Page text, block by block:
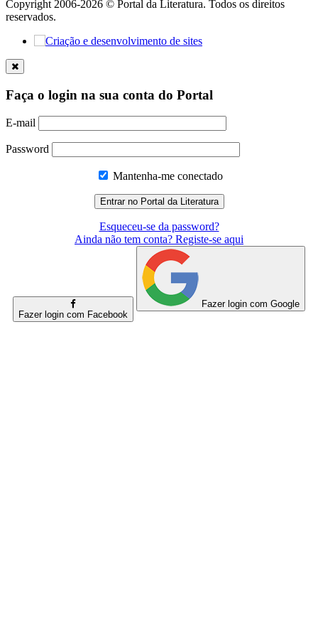
Copyright 2006-2026 © Portal da Literatura. Todos os direitos
reservados.
Faça o login na sua conta do Portal
E-mail
Password
Mantenha-me conectado
Esqueceu-se da password?
Ainda não tem conta? Registe-se aqui
Fazer login com Facebook
Fazer login com Google